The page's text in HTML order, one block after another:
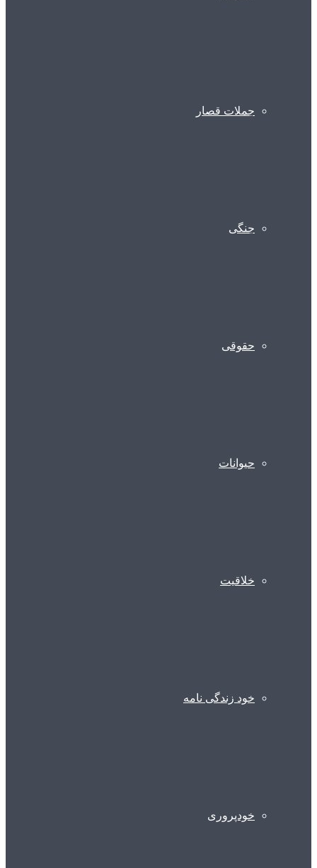
جملات قصار
جنگی
حقوقی
حیوانات
خلاقیت
خود زندگی نامه
خودپروری